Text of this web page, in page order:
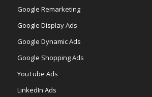
Google Remarketing
Google Display Ads
Google Dynamic Ads
Google Shopping Ads
YouTube Ads
LinkedIn Ads